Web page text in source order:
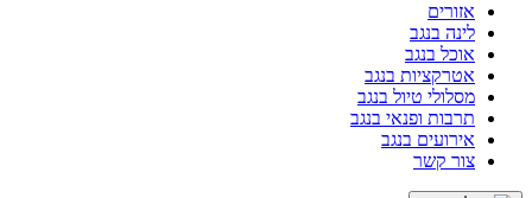
אזורים
לינה בנגב
אוכל בנגב
אטרקציות בנגב
מסלולי טיול בנגב
תרבות ופנאי בנגב
אירועים בנגב
צור קשר